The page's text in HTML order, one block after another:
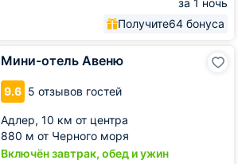
за 1 ночь
Получите64 бонуса
Мини-отель Авеню
9.6 5 отзывов гостей
Адлер, 10 км от центра
880 м от Черного моря
Включён завтрак, обед и ужин